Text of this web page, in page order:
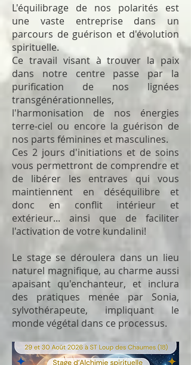
L'équilibrage de nos polarités est
une vaste entreprise dans un
parcours de guérison et d'évolution
spirituelle.
Ce travail visant à trouver la paix
dans notre centre passe par la
purification de nos lignées
transgénérationnelles,
l'harmonisation de nos énergies
terre-ciel ou encore la guérison de
nos parts féminines et masculines.
Ces 2 jours d'initiations et de soins
vous permettront de comprendre et
de libérer les entraves qui vous
maintiennent en déséquilibre et
donc en conflit intérieur et
extérieur... ainsi que de faciliter
l'activation de votre kundalini!
Le stage se déroulera dans un lieu
naturel magnifique, au charme aussi
apaisant qu'enchanteur, et inclura
des pratiques menée par Sonia,
sylvothérapeute, impliquant le
monde végétal dans ce processus.